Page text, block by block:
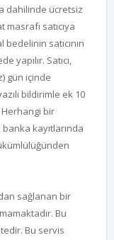
dahilinde ücretsiz
satıcıya
satıcının
yapılır. Satıcı,
gün içinde
bildirimle ek 10
Herhangi bir
kayıtlarında
sağlanan bir
Bu
Bu servis